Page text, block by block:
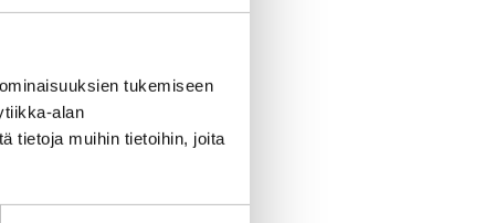
tukemiseen
alan
tietoja muihin tietoihin, joita